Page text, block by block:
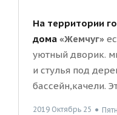
На территории
дома «Жемчуг»
уютный дворик.
и стулья под
бассейн,качели.
2019 Октябрь 25 ●